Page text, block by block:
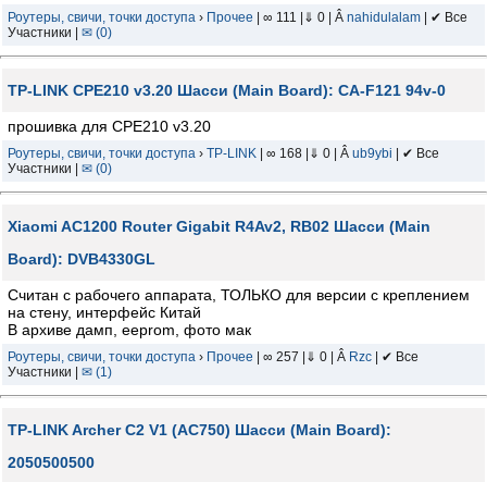
Роутеры, свичи, точки доступа › Прочее | ∞ 111 |⇓ 0 | Â nahidulalam | ✔ Все
Участники | ✉ (0)
TP-LINK CPE210 v3.20 Шасси (Main Board): CA-F121 94v-0
прошивка для CPE210 v3.20
Роутеры, свичи, точки доступа › TP-LINK | ∞ 168 |⇓ 0 | Â ub9ybi | ✔ Все
Участники | ✉ (0)
Xiaomi AC1200 Router Gigabit R4Av2, RB02 Шасси (Main
Board): DVB4330GL
Считан с рабочего аппарата, ТОЛЬКО для версии с креплением
на стену, интерфейс Китай
В архиве дамп, eeprom, фото мак
Роутеры, свичи, точки доступа › Прочее | ∞ 257 |⇓ 0 | Â Rzc | ✔ Все
Участники | ✉ (1)
TP-LINK Archer C2 V1 (AC750) Шасси (Main Board):
2050500500